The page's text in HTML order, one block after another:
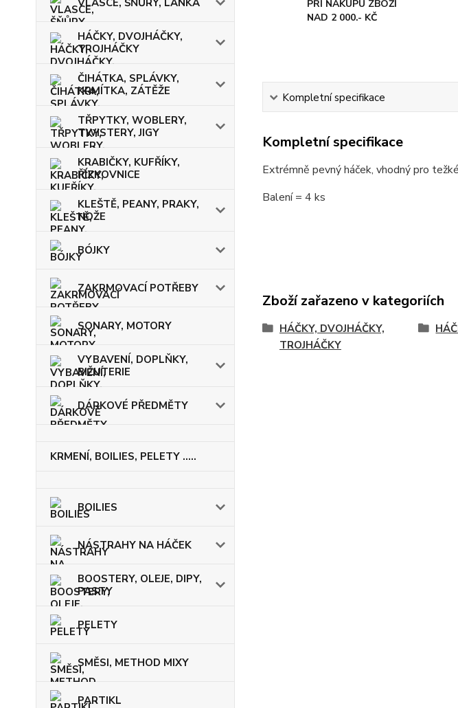
VLASCE, ŠŇŮRY, LANKA
HÁČKY, DVOJHÁČKY,
TROJHÁČKY
ČIHÁTKA, SPLÁVKY,
KRMÍTKA, ZÁTĚŽE
TŘPYTKY, WOBLERY,
TWISTERY, JIGY
KRABIČKY, KUFŘÍKY,
ŘÍZKOVNICE
KLEŠTĚ, PEANY, PRAKY,
NOŽE
BÓJKY
ZAKRMOVACÍ POTŘEBY
SONARY, MOTORY
VYBAVENÍ, DOPLŇKY,
BIŽUTERIE
DÁRKOVÉ PŘEDMĚTY
KRMENÍ, BOILIES, PELETY .....
BOILIES
NÁSTRAHY NA HÁČEK
BOOSTERY, OLEJE, DIPY,
PASTY
PELETY
SMĚSI, METHOD MIXY
PARTIKL
PŘI NÁKUPU ZBOŽÍ
NAD 2 000.- KČ
Kompletní specifikace
Kompletní specifikace
Extrémně pevný háček, vhodný pro
Balení = 4 ks
Zboží zařazeno v kategoriích
HÁČKY, DVOJHÁČKY,
TROJHÁČKY